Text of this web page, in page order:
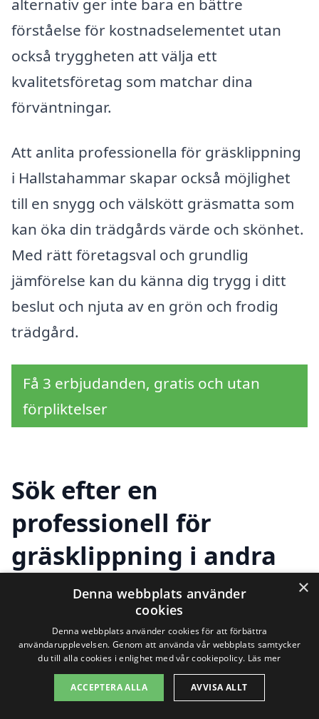
förståelse för kostnadselementet utan
också tryggheten att välja ett
kvalitetsföretag som matchar dina
förväntningar.
Att anlita professionella för gräsklippning
i Hallstahammar skapar också möjlighet
till en snygg och välskött gräsmatta som
kan öka din trädgårds värde och skönhet.
Med rätt företagsval och grundlig
jämförelse kan du känna dig trygg i ditt
beslut och njuta av en grön och frodig
trädgård.
Få 3 erbjudanden, gratis och utan
förpliktelser
Sök efter en
professionell för
gräsklippning i andra
städer nära
Hallstahammar
Att hålla din gräsmatta i toppskick kan
vara en utmaning, speciellt under
×
Denna webbplats använder
cookies
Denna webbplats använder cookies för att förbättra
användarupplevelsen. Genom att använda vår webbplats samtycker
du till alla cookies i enlighet med vår cookiepolicy. Läs mer
ACCEPTERA ALLA AVVISA ALLT